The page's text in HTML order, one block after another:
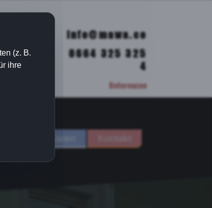
info@mawa.co
0664 325 325
4
Referenzen
(z. B.
ihre